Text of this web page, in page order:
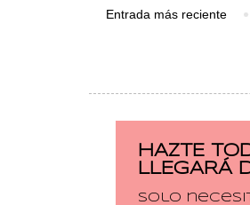
Entrada más reciente
HAZTE
LLEGARÁ
Solo